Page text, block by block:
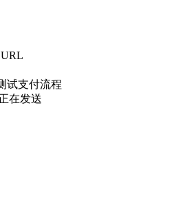
试支付流程
在发送